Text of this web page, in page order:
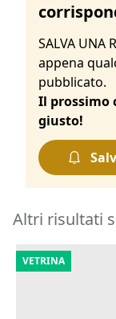
SALVA UNA
appena
pubblicato.
Il prossimo
giusto!
Altri risultati
VETRINA